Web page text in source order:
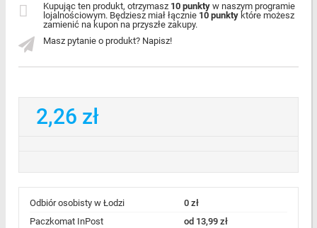
Masz pytanie o produkt? Napisz!
Kupując ten produkt, otrzymasz 10 punkty w naszym programie
lojalnościowym. Będziesz miał łącznie 10 punkty które możesz
zamienić na kupon na przyszłe zakupy.
2,26 zł
Odbiór osobisty w Łodzi
0 zł
Paczkomat InPost
od 13,99 zł